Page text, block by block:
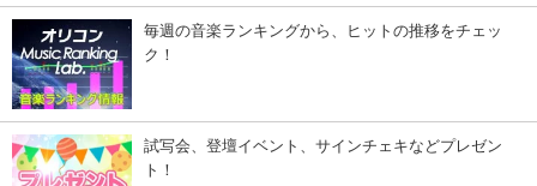
毎週の音楽ランキングから、ヒットの推移をチェッ
ク！
試写会、登壇イベント、サインチェキなどプレゼン
ト！